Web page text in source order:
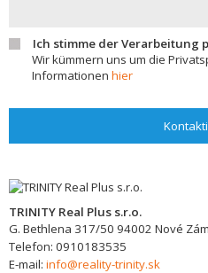
Ich stimme der Verarbeitung
Wir kümmern uns um die
Informationen hier
TRINITY Real Plus s.r.o.
G. Bethlena 317/50 94002 Nové
Telefon: 0910183535
E-mail: info@reality-trinity.sk